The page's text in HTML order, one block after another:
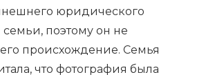
юридического
семьи, поэтому он не
происхождение. Семья
что фотография была